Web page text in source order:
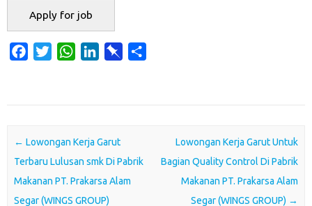
o
o
k
e
r
W
A
p
p
d
I
n
r
d
Post navigation
← Lowongan Kerja Garut
Terbaru Lulusan smk Di Pabrik
Makanan PT. Prakarsa Alam
Segar (WINGS GROUP)
Lowongan Kerja Garut Untuk
Bagian Quality Control Di Pabrik
Makanan PT. Prakarsa Alam
Segar (WINGS GROUP) →